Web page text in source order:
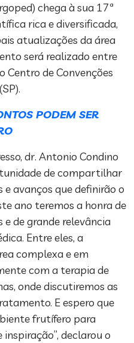
chega à sua 17ª
rica e diversificada,
atualizações da área
será realizado entre
Centro de Convenções
PODEM SER
dr. Antonio Condino
de compartilhar
avanços que definirão o
ano teremos a honra de
de grande relevância
Entre eles, a
complexa e em
com a terapia de
onde discutiremos as
E espero que
frutífero para
declarou o